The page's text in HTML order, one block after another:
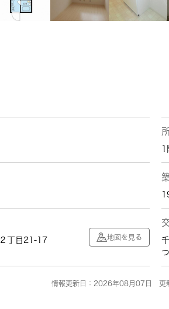
２丁目21-17 地図を見る
情報更新日：2026年08月07日 更